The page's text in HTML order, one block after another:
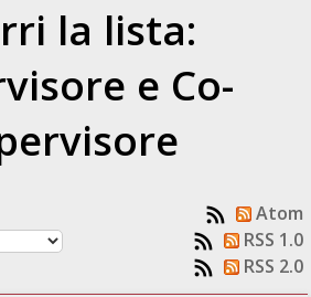
la lista:
e Co-
Atom
RSS 1.0
RSS 2.0